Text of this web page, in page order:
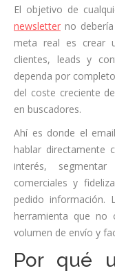
El objetivo de
newsletter no
meta real es crear
clientes, leads y
dependa por
del coste creciente
en buscadores.
Ahí es donde el
hablar directamente
interés, segmentar
comerciales y
pedido información.
herramienta que no
volumen de envío y
Por qué